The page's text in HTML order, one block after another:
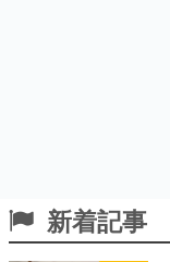
新着記事